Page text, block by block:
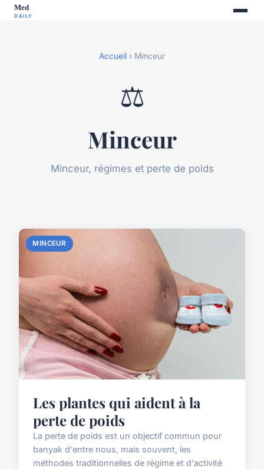
Accueil › Minceur
⚖️
Minceur
Minceur, régimes et perte de poids
MINCEUR
Les plantes qui aident à la
perte de poids
La perte de poids est un objectif commun pour
banyak d'entre nous, mais souvent, les
méthodes traditionnelles de régime et d'activité